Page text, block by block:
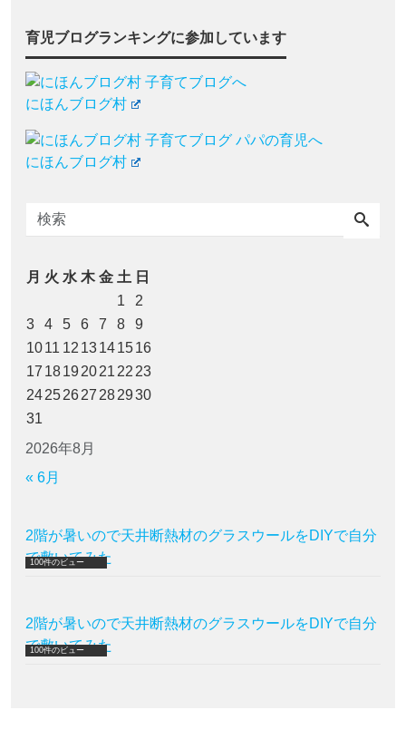
育児ブログランキングに参加しています
にほんブログ村
にほんブログ村
2026年8月
月 火 水 木 金 土 日
1
2
3
4 5 6 7 8
9
1011 12 13141516
17 18192021 22 23
24252627 282930
31
« 6月
2階が暑いので天井断熱材のグラスウールをDIYで自分
で敷いてみた
100件のビュー
2階が暑いので天井断熱材のグラスウールをDIYで自分
で敷いてみた
100件のビュー